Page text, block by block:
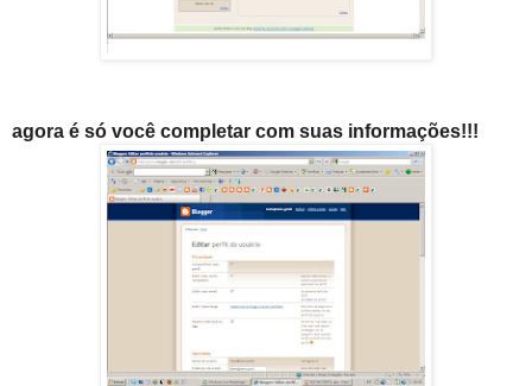
agora é só você completar com suas informações!!!